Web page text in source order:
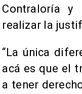
Contraloría y
realizar la
“La única
acá es que el
a tener